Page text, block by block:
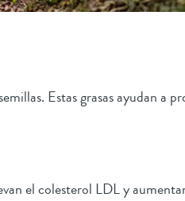
Estas grasas ayudan a
el colesterol LDL y